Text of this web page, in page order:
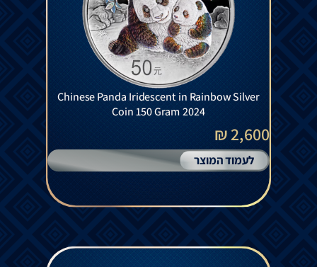
Chinese Panda Iridescent in Rainbow Silver
Coin 150 Gram 2024
2,600 ₪
לעמוד המוצר